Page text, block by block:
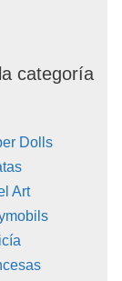
categoría
Dolls
Art